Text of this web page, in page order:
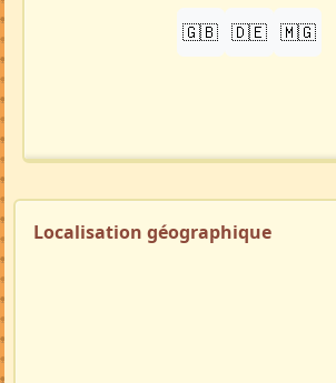
🇬🇧 🇩🇪 🇲🇬
Localisation géographique